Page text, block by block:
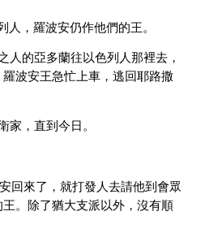
，羅波安仍作他們的王。
人的亞多蘭往以色列人那裡去，
波安王急忙上車，逃回耶路撒
家，直到今日。
回來了，就打發人去請他到會眾
。除了猶大支派以外，沒有順